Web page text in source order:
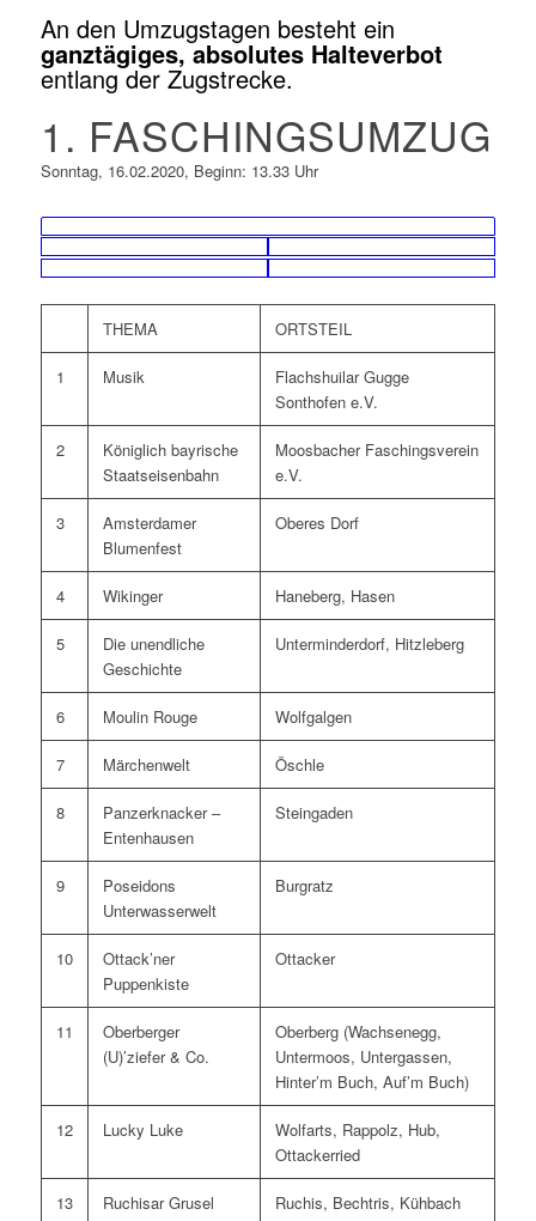
An den Umzugstagen besteht ein
ganztägiges, absolutes Halteverbot
entlang der Zugstrecke.
1. FASCHINGSUMZUG
Sonntag, 16.02.2020, Beginn: 13.33 Uhr
THEMA ORTSTEIL
1 Musik
Flachshuilar Gugge
Sonthofen e.V.
2
Königlich bayrische
Staatseisenbahn
Moosbacher Faschingsverein
e.V.
3
Amsterdamer
Blumenfest
Oberes Dorf
4 Wikinger Haneberg, Hasen
5
Die unendliche
Geschichte
Unterminderdorf, Hitzleberg
6 Moulin Rouge Wolfgalgen
7 Märchenwelt Öschle
8
Panzerknacker –
Entenhausen
Steingaden
9
Poseidons
Unterwasserwelt
Burgratz
10
Ottack’ner
Puppenkiste
Ottacker
11
Oberberger
(U)’ziefer & Co.
Oberberg (Wachsenegg,
Untermoos, Untergassen,
Hinter’m Buch, Auf’m Buch)
12 Lucky Luke
Wolfarts, Rappolz, Hub,
Ottackerried
13
Ruchisar Grusel
Ruchis, Bechtris, Kühbach